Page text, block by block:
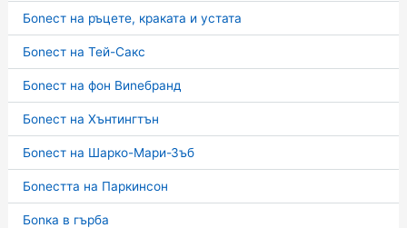
Боnест на ръцете, краката и устата
Боnест на Тей-Сакс
Боnест на фон Виnебранд
Боnест на Хънтингтън
Боnест на Шарко-Мари-Зъб
Боnестта на Паркинсон
Боnка в гърба